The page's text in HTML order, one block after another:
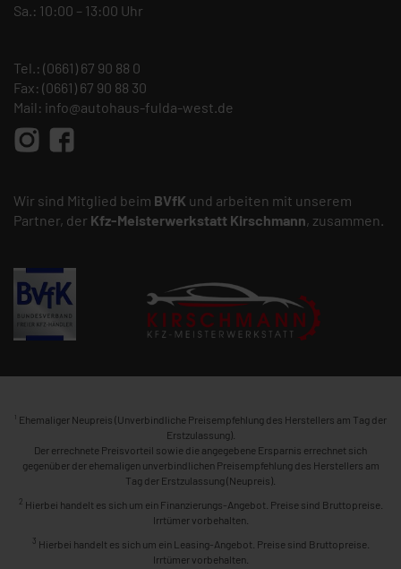
Sa.: 10:00 – 13:00 Uhr
Tel.: (0661) 67 90 88 0
Fax: (0661) 67 90 88 30
Mail: info@autohaus-fulda-west.de
Wir sind Mitglied beim BVfK und arbeiten mit unserem
Partner, der Kfz-Meisterwerkstatt Kirschmann, zusammen.
1 Ehemaliger Neupreis (Unverbindliche Preisempfehlung des Herstellers am Tag der
Erstzulassung).
Der errechnete Preisvorteil sowie die angegebene Ersparnis errechnet sich
gegenüber der ehemaligen unverbindlichen Preisempfehlung des Herstellers am
Tag der Erstzulassung (Neupreis).
2 Hierbei handelt es sich um ein Finanzierungs-Angebot. Preise sind Bruttopreise.
Irrtümer vorbehalten.
3 Hierbei handelt es sich um ein Leasing-Angebot. Preise sind Bruttopreise.
Irrtümer vorbehalten.